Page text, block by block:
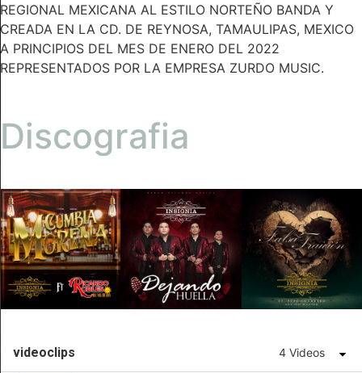
REGIONAL MEXICANA AL ESTILO NORTEÑO BANDA Y
CREADA EN LA CD. DE REYNOSA, TAMAULIPAS, MEXICO
A PRINCIPIOS DEL MES DE ENERO DEL 2022
REPRESENTADOS POR LA EMPRESA ZURDO MUSIC.
Discografia
videoclips 4 Videos